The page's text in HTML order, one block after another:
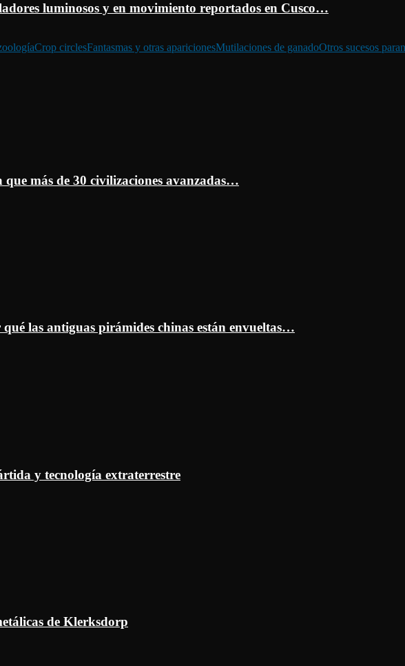
luminosos y en movimiento reportados en Cusco…
Crop circlesFantasmas y otras aparicionesMutilaciones de ganadoOtros sucesos
más de 30 civilizaciones avanzadas…
las antiguas pirámides chinas están envueltas…
y tecnología extraterrestre
de Klerksdorp